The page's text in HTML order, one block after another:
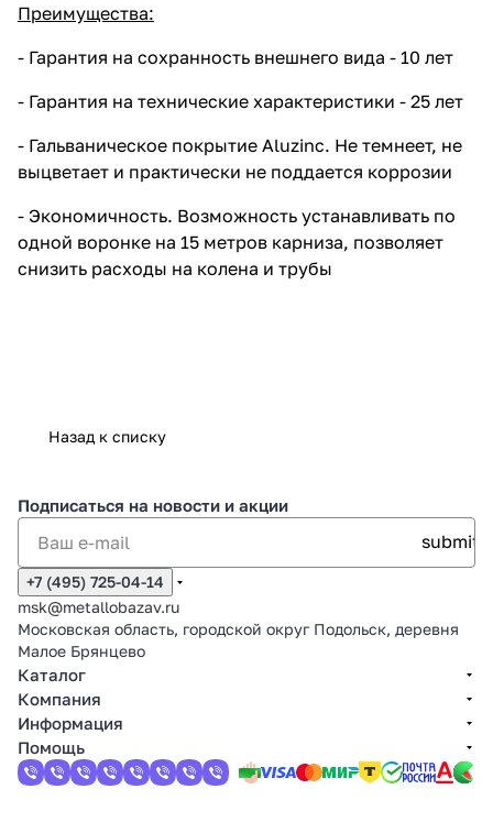
Преимущества:
- Гарантия на сохранность внешнего вида - 10 лет
- Гарантия на технические характеристики - 25 лет
- Гальваническое покрытие Aluzinc. Не темнеет, не
выцветает и практически не поддается коррозии
- Экономичность. Возможность устанавливать по
одной воронке на 15 метров карниза, позволяет
снизить расходы на колена и трубы
Назад к списку
Подписаться на новости и акции
+7 (495) 725-04-14
msk@metallobazav.ru
Московская область, городской округ Подольск, деревня
Малое Брянцево
Каталог
Компания
Информация
Помощь